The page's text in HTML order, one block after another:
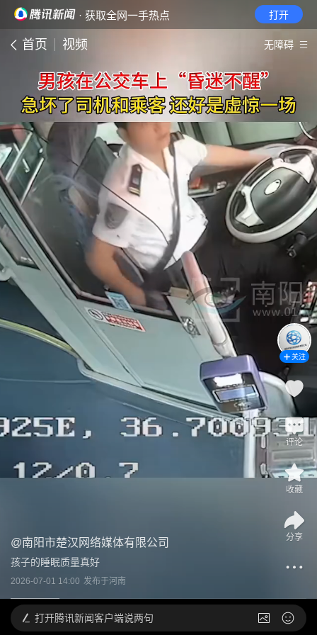
· 获取全网一手热点 打开
首页 视频 无障碍
@南阳市楚汉网络媒体有限公司
孩子的睡眠质量真好
2026-07-01 14:00 发布于河南
关注
评论
收藏
分享
打开腾讯新闻客户端说两句